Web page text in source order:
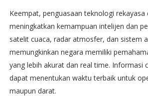
Keempat, penguasaan teknologi rekayasa
meningkatkan kemampuan intelijen dan
satelit cuaca, radar atmosfer, dan sistem
memungkinkan negara memiliki
yang lebih akurat dan real time. Informasi
dapat menentukan waktu terbaik untuk
maupun darat.